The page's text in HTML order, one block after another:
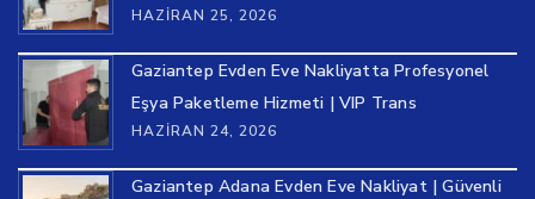
HAZIRAN 25, 2026
Gaziantep Evden Eve Nakliyatta Profesyonel
Eşya Paketleme Hizmeti | VIP Trans
HAZIRAN 24, 2026
Gaziantep Adana Evden Eve Nakliyat | Güvenli